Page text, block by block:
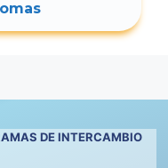
DE INTERCAMBIO